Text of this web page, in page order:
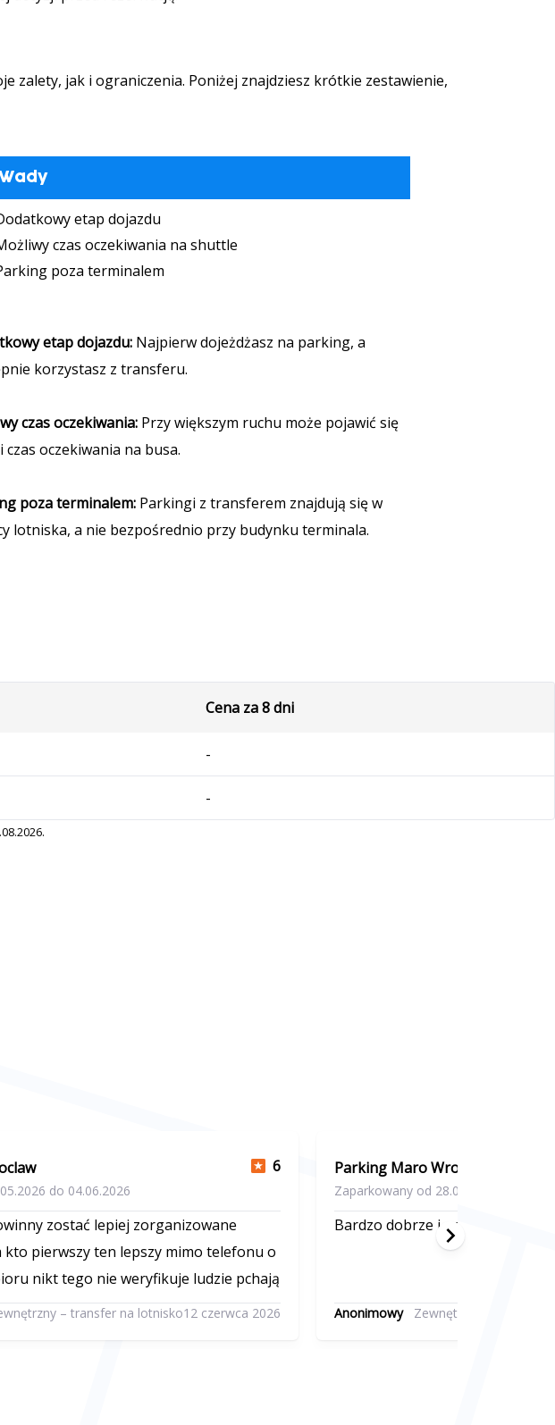
zalety, jak i ograniczenia. Poniżej znajdziesz krótkie zestawienie,
etap dojazdu
czas oczekiwania na shuttle
poza terminalem
etap dojazdu: Najpierw dojeżdżasz na parking, a
korzystasz z transferu.
czas oczekiwania: Przy większym ruchu może pojawić się
oczekiwania na busa.
poza terminalem: Parkingi z transferem znajdują się w
lotniska, a nie bezpośrednio przy budynku terminala.
Cena za 8 dni
-
-
6
do 04.06.2026
zostać lepiej zorganizowane
pierwszy ten lepszy mimo telefonu o
nikt tego nie weryfikuje ludzie pchają
do busa.– transfer na lotnisko12 czerwca 2026
Parking Maro Wroclaw
Zaparkowany od 28.05.2026 do
Bardzo dobrze i sprawnie
Anonimowy Zewnętrzny – transfer